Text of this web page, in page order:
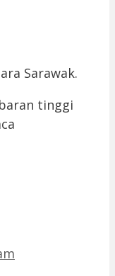
Sarawak.
tinggi